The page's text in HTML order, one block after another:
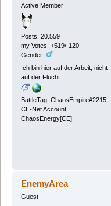
Active Member
Posts: 20.559
my Votes: +519/-120
Gender:
Ich bin hier auf der Arbeit, nicht
auf der Flucht
BattleTag: ChaosEmpire#2215
CE-Net Account:
ChaosEnergy[CE]
EnemyArea
Guest